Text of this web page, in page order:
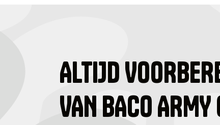
ALTIJD
VAN BACO ARMY